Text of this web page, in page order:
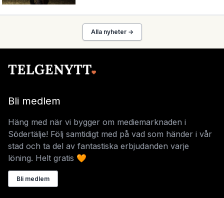
Alla nyheter →
Bli medlem
Häng med när vi bygger om mediemarknaden i
Södertälje! Följ samtidigt med på vad som händer i vår
stad och ta del av fantastiska erbjudanden varje
löning. Helt gratis 🧡
Bli medlem